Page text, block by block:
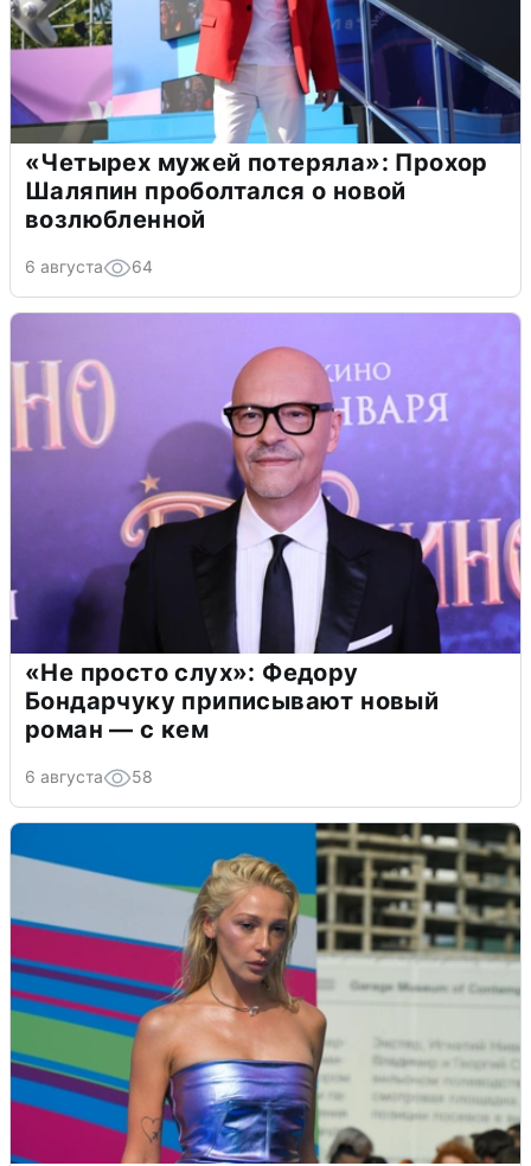
«Четырех мужей потеряла»: Прохор
Шаляпин проболтался о новой
возлюбленной
6 августа 64
«Не просто слух»: Федору
Бондарчуку приписывают новый
роман — с кем
6 августа 58